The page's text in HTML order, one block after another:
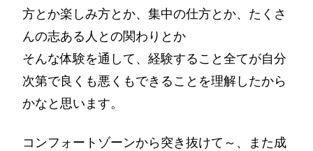
方とか楽しみ方とか、集中の仕方とか、たくさ
んの志ある人との関わりとか
そんな体験を通して、経験すること全てが自分
次第で良くも悪くもできることを理解したから
かなと思います。
コンフォートゾーンから突き抜けて～、また成